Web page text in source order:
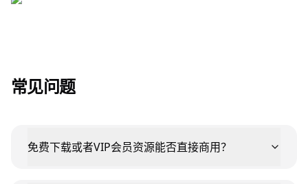
常见问题
免费下载或者VIP会员资源能否直接商用？